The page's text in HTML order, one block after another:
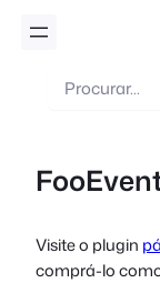
Pesquisar
Visite o plugin
comprá-lo